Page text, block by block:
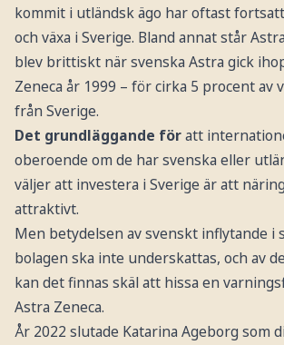
kommit i utländsk ägo har oftast
och växa i Sverige. Bland annat står
blev brittiskt när svenska Astra gick
Zeneca år 1999 – för cirka 5 procent av
från Sverige.
Det grundläggande föratt
oberoende om de har svenska eller
väljer att investera i Sverige är att
attraktivt.
Men betydelsen av svenskt inflytande i
bolagen ska inte underskattas, och av
kan det finnas skäl att hissa en
Astra Zeneca.
År 2022 slutade Katarina Ageborg som